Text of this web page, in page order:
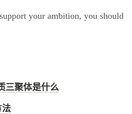
your ambition, you should
三聚体是什么
法